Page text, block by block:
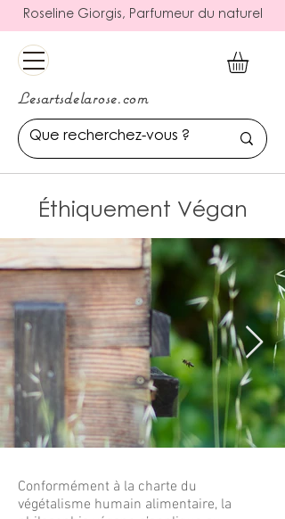
Roseline Giorgis, Parfumeur du naturel
Lesartsdelarose.com
Éthiquement Végan
Conformément à la charte du
végétalisme humain alimentaire, la